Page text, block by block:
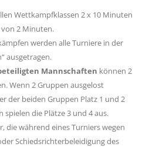
Wettkampfklassen 2 x 10 Minuten
2 Minuten.
werden alle Turniere in der
ausgetragen.
Mannschaften können 2
Wenn 2 Gruppen ausgelost
der beiden Gruppen Platz 1 und 2
spielen die Plätze 3 und 4 aus.
die während eines Turniers wegen
Schiedsrichterbeleidigung des